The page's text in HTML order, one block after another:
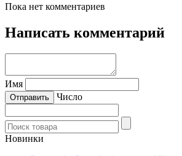
Пока нет комментариев
Написать комментарий
Имя
Число
Новинки